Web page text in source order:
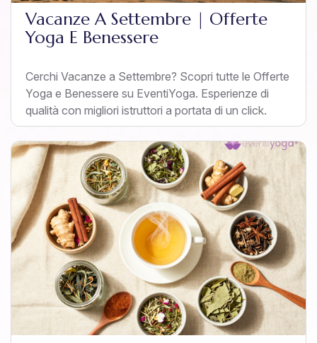
Vacanze A Settembre | Offerte
Yoga E Benessere
Cerchi Vacanze a Settembre? Scopri tutte le Offerte
Yoga e Benessere su EventiYoga. Esperienze di
qualità con migliori istruttori a portata di un click.